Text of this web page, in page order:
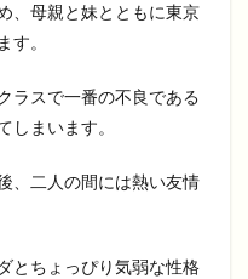
、母親と妹とともに東京
す。
ラスで一番の不良である
しまいます。
、二人の間には熱い友情
とちょっぴり気弱な性格